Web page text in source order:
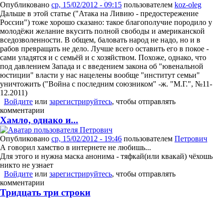
Опубликовано ср, 15/02/2012 - 09:15 пользователем koz-oleg
Дальше в этой статье ("Атака на Ливию - предостережение
России") тоже хорошо сказано: такое благополучие породило у
молодёжи желание вкусить полной свободы и американской
вседозволенности. В общем, баловать народ не надо, но и в
рабов превращать не дело. Лучше всего оставить его в покое -
сами уладятся и с семьёй и с хозяйством. Похоже, однако, что
под давлением Запада и с введением закона об "ювенальной
юстиции" власти у нас нацелены вообще "институт семьи"
уничтожить ("Война с последним союзником" -ж. "М.Г.", №11-
12.2011)
Войдите или зарегистрируйтесь, чтобы отправлять
комментарии
Хамло, однако и...
Опубликовано ср, 15/02/2012 - 19:46 пользователем Петрович
А говорил хамство в интернете не любишь...
Для этого и нужна маска анонима - тяфкай(или квакай) чёхошь
никто не узнает
Войдите или зарегистрируйтесь, чтобы отправлять
комментарии
Тридцать три строки